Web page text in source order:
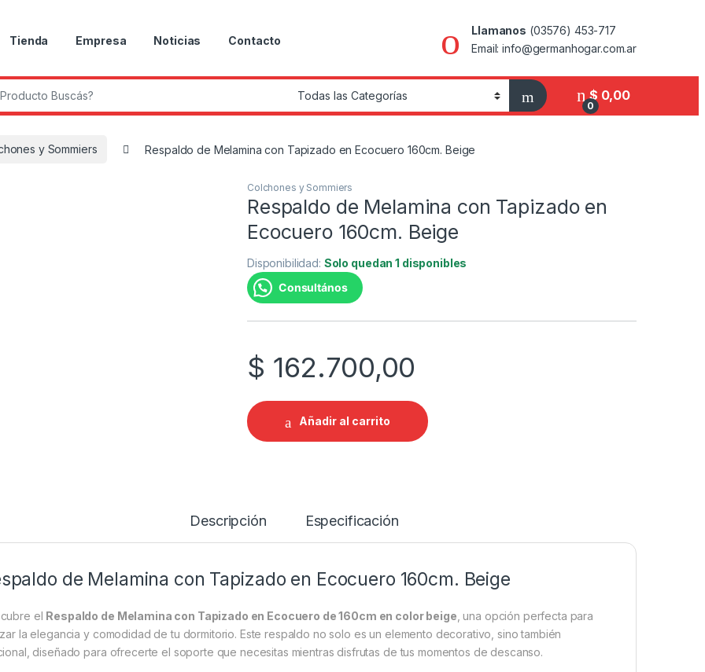
Tienda Empresa Noticias Contacto
Llamanos (03576) 453-717
Email: info@germanhogar.com.ar
0
$ 0,00
y Sommiers Respaldo de Melamina con Tapizado en Ecocuero 160cm. Beige
Colchones y Sommiers
Respaldo de Melamina con Tapizado en
Ecocuero 160cm. Beige
Disponibilidad: Solo quedan 1 disponibles
Consultános
$ 162.700,00
Añadir al carrito
Descripción Especificación
de Melamina con Tapizado en Ecocuero 160cm. Beige
el Respaldo de Melamina con Tapizado en Ecocuero de 160cm en color beige , una opción perfecta para
la elegancia y comodidad de tu dormitorio. Este respaldo no solo es un elemento decorativo, sino también
diseñado para ofrecerte el soporte que necesitas mientras disfrutas de tus momentos de descanso.